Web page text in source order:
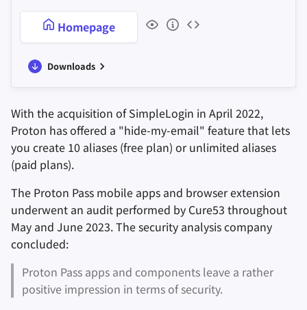
Homepage
Downloads
With the acquisition of SimpleLogin in April 2022,
Proton has offered a "hide-my-email" feature that lets
you create 10 aliases (free plan) or unlimited aliases
(paid plans).
The Proton Pass mobile apps and browser extension
underwent an audit performed by Cure53 throughout
May and June 2023. The security analysis company
concluded:
Proton Pass apps and components leave a rather
positive impression in terms of security.